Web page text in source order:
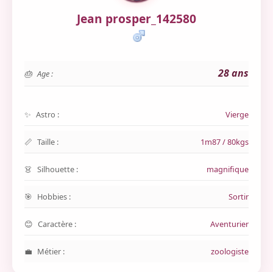
Jean prosper_142580
Age : 28 ans
Astro : Vierge
Taille : 1m87 / 80kgs
Silhouette : magnifique
Hobbies : Sortir
Caractère : Aventurier
Métier : zoologiste